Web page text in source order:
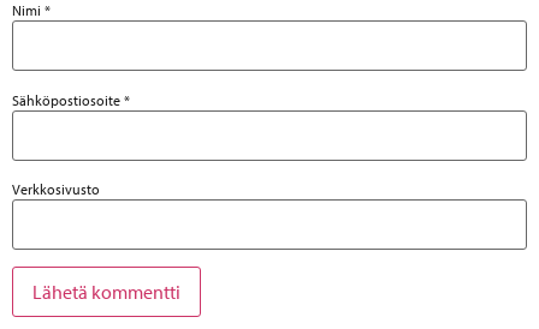
Nimi *
Sähköpostiosoite *
Verkkosivusto